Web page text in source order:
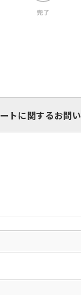
完了
トに関するお問